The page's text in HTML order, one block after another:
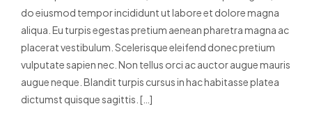
do eiusmod tempor incididunt ut labore et dolore magna
aliqua. Eu turpis egestas pretium aenean pharetra magna ac
placerat vestibulum. Scelerisque eleifend donec pretium
vulputate sapien nec. Non tellus orci ac auctor augue mauris
augue neque. Blandit turpis cursus in hac habitasse platea
dictumst quisque sagittis. […]